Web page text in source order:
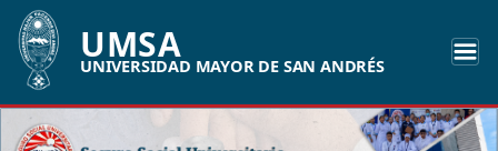
UMSA
UNIVERSIDAD MAYOR DE SAN ANDRÉS